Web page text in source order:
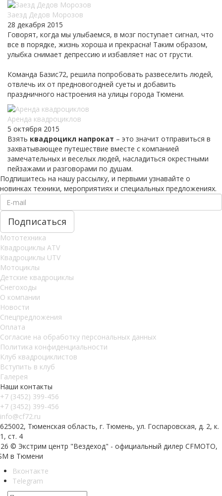
Заезд Дедов Морозов
28 декабря 2015
Говорят, когда мы улыбаемся, в мозг поступает сигнал, что
все в порядке, жизнь хороша и прекрасна! Таким образом,
улыбка снимает депрессию и избавляет нас от грусти.
Команда Базис72, решила попробовать развеселить людей,
отвлечь их от предновогодней суеты и добавить
праздничного настроения на улицы города Тюмени.
Аренда квадроциклов
5 октября 2015
Взять квадроцикл напрокат – это значит отправиться в
захватывающее путешествие вместе с компанией
замечательных и веселых людей, насладиться окрестными
пейзажами и разговорами по душам.
Подпишитесь на нашу рассылку, и первыми узнавайте о
новинках техники, мероприятиях и специальных предложениях.
Мототехника
Квадроциклы ATV
Квадроциклы UTV
Мотоциклы
Детские квадроциклы
Снегоходы
О компании
Новости
Спецпредложения
Оплата
Согласие на обработку персональных данных
Политика конфиденциальности
Клуб квадроциклистов
Вступить в клуб
Галерея
Наши контакты
+7 (3452) 399-456
+7 (3452) 399-456
info@cf72.ru
625002, Тюменская область, г. Тюмень, ул. Госпаровская, д. 2, к.
1, ст. 4
© Экстрим центр "Вездеход" - официальный дилер CFMOTO,
в Тюмени
Вконтакте
Telegram